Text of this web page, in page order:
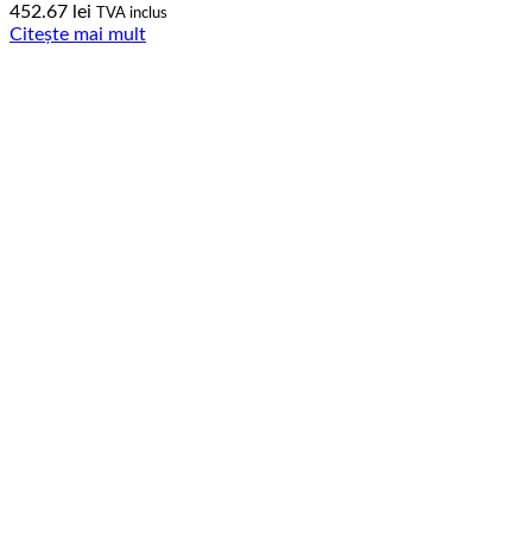
452.67 lei TVA inclus
Citește mai mult